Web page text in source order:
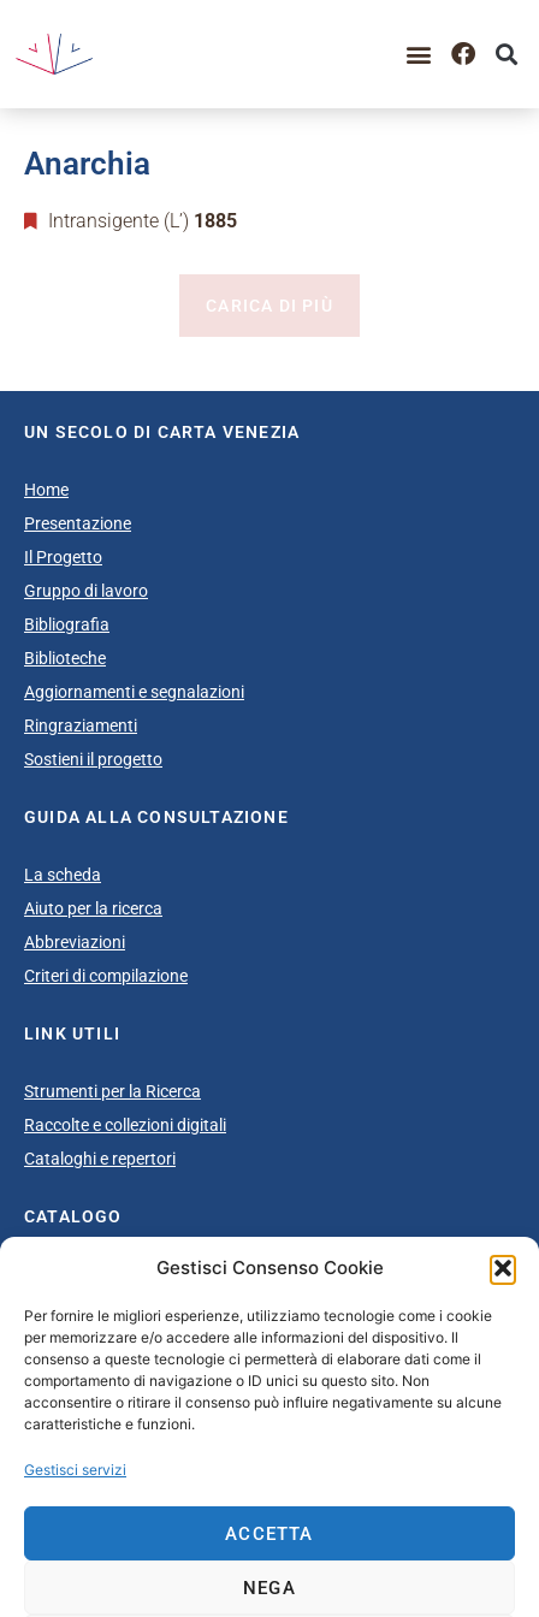
Gestisci Consenso Cookie
Per fornire le migliori esperienze, utilizziamo tecnologie come i cookie
per memorizzare e/o accedere alle informazioni del dispositivo. Il
consenso a queste tecnologie ci permetterà di elaborare dati come il
comportamento di navigazione o ID unici su questo sito. Non
acconsentire o ritirare il consenso può influire negativamente su alcune
caratteristiche e funzioni.
Gestisci servizi
ACCETTA
NEGA
Anarchia
Intransigente (L’) 1885
CARICA DI PIÙ
UN SECOLO DI CARTA VENEZIA
Home
Presentazione
Il Progetto
Gruppo di lavoro
Bibliografia
Biblioteche
Aggiornamenti e segnalazioni
Ringraziamenti
Sostieni il progetto
GUIDA ALLA CONSULTAZIONE
La scheda
Aiuto per la ricerca
Abbreviazioni
Criteri di compilazione
LINK UTILI
Strumenti per la Ricerca
Raccolte e collezioni digitali
Cataloghi e repertori
CATALOGO
Catalogo completo
Ottocento
Età giolittiana
Grande Guerra e dopoguerra
Fascismo
Secondo dopoguerra / Età repubblicana
info@unsecolodicartavenezia.it